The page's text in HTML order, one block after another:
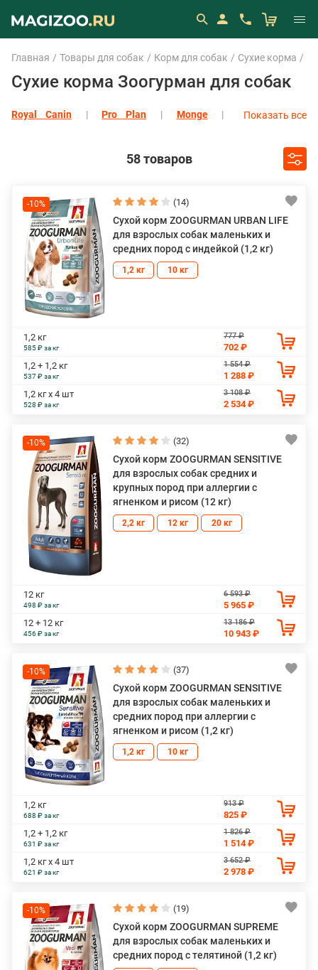
Главная Товары для собак Корм для собак Сухие корма
Сухие корма Зоогурман для собак
Royal Canin Pro Plan
Monge
Показать все
58 товаров
-10% (14)
Сухой корм ZOOGURMAN URBAN LIFE
для взрослых собак маленьких и
средних пород с индейкой (1,2 кг)
1,2 кг 10 кг
1,2 кг
585 ₽ за кг
777 ₽
702 ₽
1,2 + 1,2 кг
537 ₽ за кг
1 554 ₽
1 288 ₽
1,2 кг х 4 шт
528 ₽ за кг
3 108 ₽
2 534 ₽
-10% (32)
Сухой корм ZOOGURMAN SENSITIVE
для взрослых собак средних и
крупных пород при аллергии с
ягненком и рисом (12 кг)
2,2 кг 12 кг 20 кг
12 кг
498 ₽ за кг
6 593 ₽
5 965 ₽
12 + 12 кг
456 ₽ за кг
13 186 ₽
10 943 ₽
-10% (37)
Сухой корм ZOOGURMAN SENSITIVE
для взрослых собак маленьких и
средних пород при аллергии с
ягненком и рисом (1,2 кг)
1,2 кг 10 кг
1,2 кг
688 ₽ за кг
913 ₽
825 ₽
1,2 + 1,2 кг
631 ₽ за кг
1 826 ₽
1 514 ₽
1,2 кг х 4 шт
621 ₽ за кг
3 652 ₽
2 978 ₽
-10% (19)
Сухой корм ZOOGURMAN SUPREME
для взрослых собак маленьких и
средних пород с телятиной (1,2 кг)